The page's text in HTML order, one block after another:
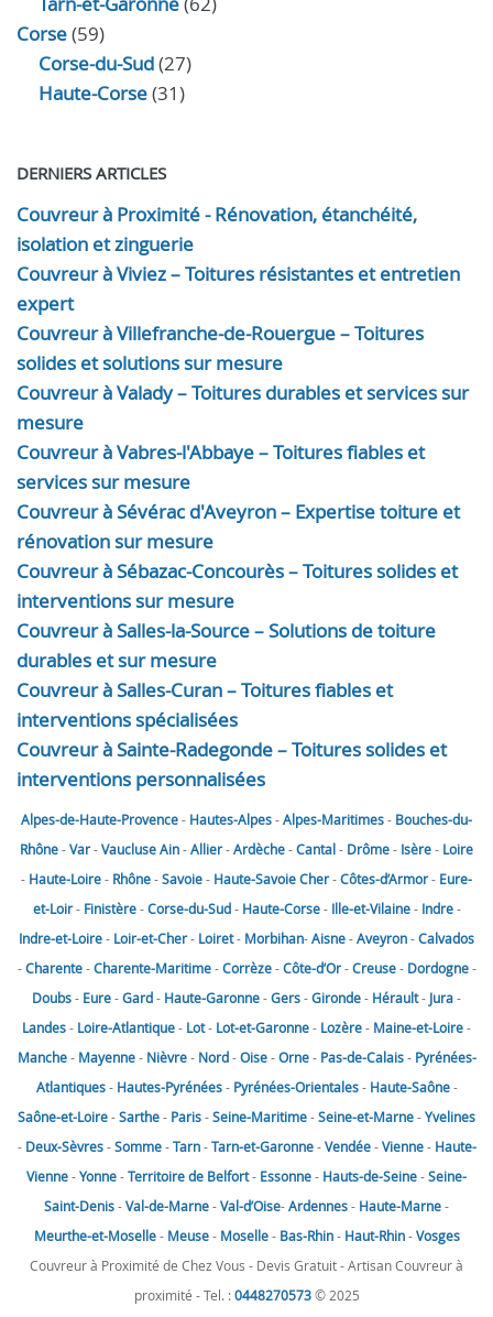
Corse(59)
Corse-du-Sud(27)
Haute-Corse(31)
DERNIERS ARTICLES
Couvreur à Proximité - Rénovation, étanchéité,
isolation et zinguerie
Couvreur à Viviez – Toitures résistantes et entretien
expert
Couvreur à Villefranche-de-Rouergue – Toitures
solides et solutions sur mesure
Couvreur à Valady – Toitures durables et services sur
mesure
Couvreur à Vabres-l'Abbaye – Toitures fiables et
services sur mesure
Couvreur à Sévérac d'Aveyron – Expertise toiture et
rénovation sur mesure
Couvreur à Sébazac-Concourès – Toitures solides et
interventions sur mesure
Couvreur à Salles-la-Source – Solutions de toiture
durables et sur mesure
Couvreur à Salles-Curan – Toitures fiables et
interventions spécialisées
Couvreur à Sainte-Radegonde – Toitures solides et
interventions personnalisées
Alpes-de-Haute-Provence- Hautes-Alpes-Alpes-Maritimes- Bouches-du-
Rhône-Var-VaucluseAin-Allier-Ardèche-Cantal- Drôme- Isère- Loire
- Haute-Loire- Rhône-Savoie- Haute-SavoieCher-Côtes-d’Armor- Eure-
et-Loir- Finistère-Corse-du-Sud- Haute-Corse- Ille-et-Vilaine- Indre-
Indre-et-Loire- Loir-et-Cher- Loiret- Morbihan-Aisne-Aveyron-Calvados
-Charente-Charente-Maritime-Corrèze-Côte-d’Or-Creuse- Dordogne-
Doubs- Eure-Gard- Haute-Garonne-Gers-Gironde- Hérault- Jura-
Landes- Loire-Atlantique- Lot- Lot-et-Garonne- Lozère- Maine-et-Loire-
Manche- Mayenne- Nièvre- Nord-Oise-Orne- Pas-de-Calais- Pyrénées-
Atlantiques- Hautes-Pyrénées- Pyrénées-Orientales- Haute-Saône-
Saône-et-Loire-Sarthe- Paris-Seine-Maritime-Seine-et-Marne-Yvelines
- Deux-Sèvres-Somme-Tarn-Tarn-et-Garonne-Vendée-Vienne- Haute-
Vienne-Yonne-Territoire de Belfort- Essonne- Hauts-de-Seine-Seine-
Saint-Denis-Val-de-Marne-Val-d’Oise-Ardennes- Haute-Marne-
Meurthe-et-Moselle- Meuse- Moselle- Bas-Rhin- Haut-Rhin-Vosges
Couvreur à Proximité de Chez Vous - Devis Gratuit - Artisan Couvreur à
proximité - Tel. :0448270573© 2025